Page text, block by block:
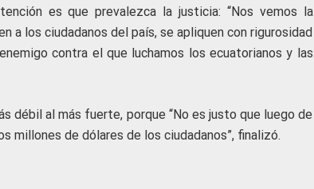
es que prevalezca la justicia: “Nos vemos la
a los ciudadanos del país, se apliquen con rigurosidad
contra el que luchamos los ecuatorianos y las
débil al más fuerte, porque “No es justo que luego de
millones de dólares de los ciudadanos”, finalizó.